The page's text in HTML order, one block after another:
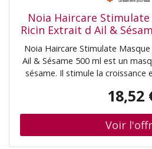
Noia Haircare
Ricin Extrait d Ail &
ml
Noia Haircare Stimulate
Ail & Sésame 500 ml est un
sésame. Il stimule la croissance
18,52